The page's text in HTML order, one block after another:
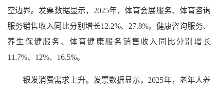
空边界。发票数据显示，2025年，体育会展服务、体育咨询
服务销售收入同比分别增长12.2%、27.8%。健康咨询服务、
养生保健服务、体育健康服务销售收入同比分别增长
11.7%、12%、16.5%。
银发消费需求上升。发票数据显示，2025年，老年人养